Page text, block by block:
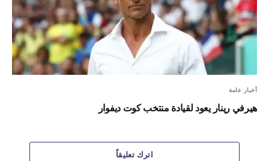
أخبار عامة
هيرفي رينار يعود لقيادة منتخب كوت ديفوار
اترك تعليقاً